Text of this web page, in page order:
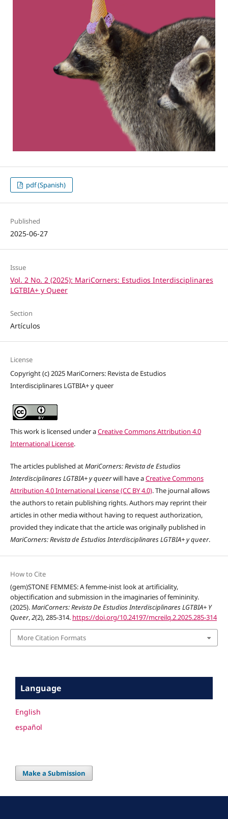
pdf (Spanish)
Published
2025-06-27
Issue
Vol. 2 No. 2 (2025): MariCorners: Estudios Interdisciplinares
LGTBIA+ y Queer
Section
Artículos
License
Copyright (c) 2025 MariCorners: Revista de Estudios
Interdisciplinares LGTBIA+ y queer
This work is licensed under aCreative Commons Attribution 4.0
International License.
The articles published atMariCorners: Revista de Estudios
Interdisciplinares LGTBIA+ y queerwill have aCreative Commons
Attribution 4.0 International License (CC BY 4.0). The journal allows
the authors to retain publishing rights. Authors may reprint their
articles in other media without having to request authorization,
provided they indicate that the article was originally published in
MariCorners: Revista de Estudios Interdisciplinares LGTBIA+ y queer.
How to Cite
(gem)STONE FEMMES: A femme-inist look at artificiality,
objectification and submission in the imaginaries of femininity.
(2025).MariCorners: Revista De Estudios Interdisciplinares LGTBIA+ Y
Queer,2(2), 285-314. https://doi.org/10.24197/mcreilq.2.2025.285-314
More Citation Formats
Language
English
español
Make a Submission